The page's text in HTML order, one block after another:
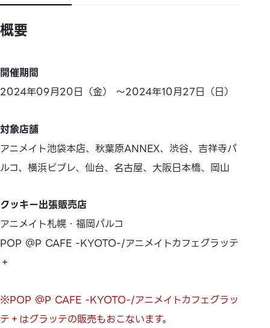
概要
開催期間
2024年09月20日（金） ～2024年10月27日（日）
対象店舗
アニメイト池袋本店、秋葉原ANNEX、渋谷、吉祥寺パ
ルコ、横浜ビブレ、仙台、名古屋、大阪日本橋、岡山
クッキー出張販売店
アニメイト札幌・福岡パルコ
POP ＠P CAFE -KYOTO-/アニメイトカフェグラッテ
＋
※POP ＠P CAFE -KYOTO-/アニメイトカフェグラッ
テ＋はグラッテの販売もおこないます。